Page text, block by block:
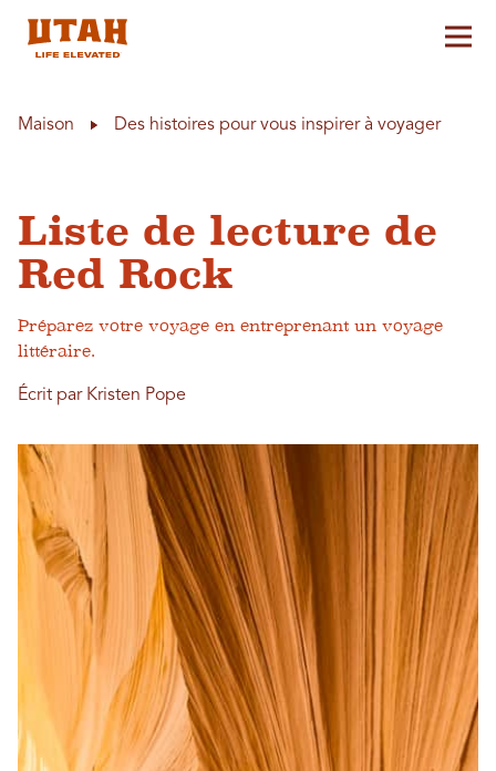
Maison Des histoires pour vous inspirer à voyager
Liste de lecture de
Red Rock
Préparez votre voyage en entreprenant un voyage
littéraire.
Écrit par Kristen Pope